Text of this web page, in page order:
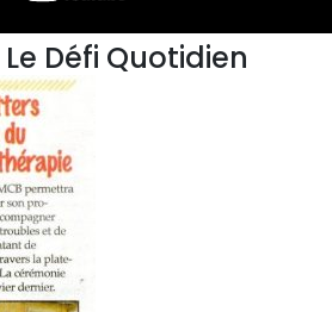
Défi Quotidien